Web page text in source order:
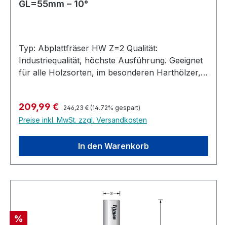
GL=55mm – 10°
Typ: Abplattfräser HW Z=2 Qualität:
Industriequalität, höchste Ausführung. Geeignet
für alle Holzsorten, im besonderen Harthölzer,
von Türfüllungen. Stirn- und umfangschneidend,
jedoch nicht bohrschneidend. Zulässig nur für
stationäre Maschinen - nicht für
Handoberfräsen. Hochleistungs-Abplattfräser
Hartmetall bestückt für die Industrielle Nutzung.
Verkaufspreis:
209,99 € Regulärer Preis:
246,23 € (14.72% gespart)
Preise inkl. MwSt. zzgl. Versandkosten
In den Warenkorb
Rabatt
%